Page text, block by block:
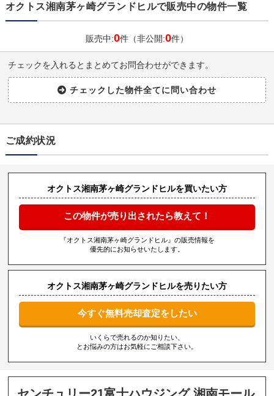
オクトス湘南茅ヶ崎グランドヒルで販売中の物件一覧
販売中:0件（非公開:0件）
チェックを入れるとまとめてお問合わせができます。
ご成約状況
オクトス湘南茅ヶ崎グランドヒルを買いたい方
この物件が売り出されたら教えて！
『オクトス湘南茅ヶ崎グランドヒル』の販売情報を
優先的にお知らせいたします。
オクトス湘南茅ヶ崎グランドヒルを売りたい方
今すぐ無料売却査定をしたい
いくらで売れるのか知りたい、
とお悩みの方はお気軽にご相談下さい。